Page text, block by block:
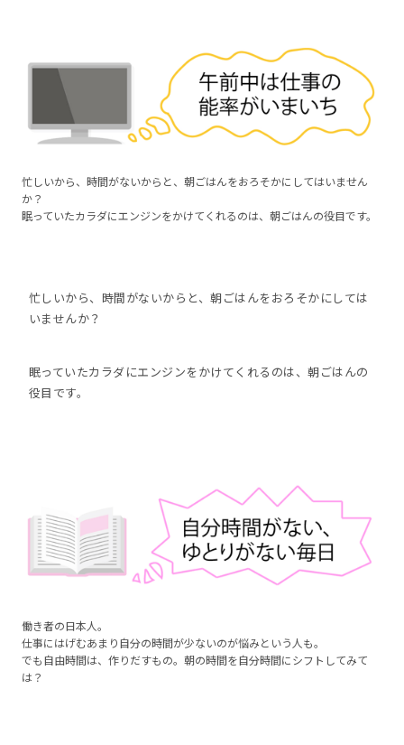
忙しいから、時間がないからと、朝ごはんをおろそかにしてはいません
か？
眠っていたカラダにエンジンをかけてくれるのは、朝ごはんの役目です。
忙しいから、時間がないからと、朝ごはんをおろそかにしては
いませんか？
眠っていたカラダにエンジンをかけてくれるのは、朝ごはんの
役目です。
働き者の日本人。
仕事にはげむあまり自分の時間が少ないのが悩みという人も。
でも自由時間は、作りだすもの。朝の時間を自分時間にシフトしてみて
は？